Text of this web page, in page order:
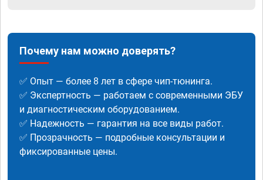
Почему нам можно доверять?
✅ Опыт — более 8 лет в сфере чип-тюнинга.
✅ Экспертность — работаем с современными ЭБУ
и диагностическим оборудованием.
✅ Надежность — гарантия на все виды работ.
✅ Прозрачность — подробные консультации и
фиксированные цены.